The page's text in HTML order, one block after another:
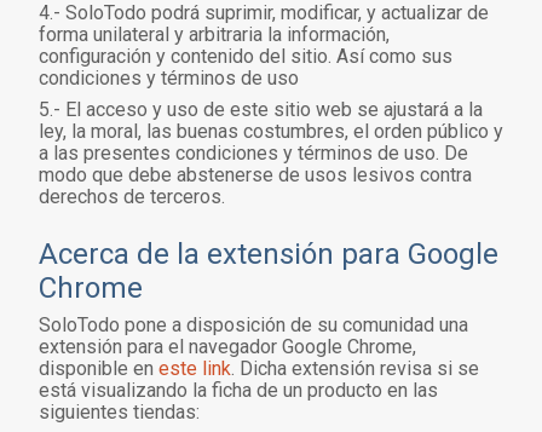
4.- SoloTodo podrá suprimir, modificar, y actualizar de
forma unilateral y arbitraria la información,
configuración y contenido del sitio. Así como sus
condiciones y términos de uso
5.- El acceso y uso de este sitio web se ajustará a la
ley, la moral, las buenas costumbres, el orden público y
a las presentes condiciones y términos de uso. De
modo que debe abstenerse de usos lesivos contra
derechos de terceros.
Acerca de la extensión para Google
Chrome
SoloTodo pone a disposición de su comunidad una
extensión para el navegador Google Chrome,
disponible en este link. Dicha extensión revisa si se
está visualizando la ficha de un producto en las
siguientes tiendas: